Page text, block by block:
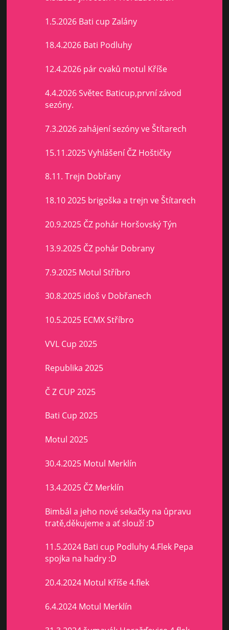
1.5.2026 Bati cup Zalány
18.4.2026 Bati Podluhy
12.4.2026 pár cvaků motul Kříše
4.4.2026 Světec Baticup,první závod
sezóny.
7.3.2026 zahájení sezóny ve Štítarech
15.11.2025 Vyhlášení ČZ Hoštičky
8.11. Trejn Dobřany
18.10 2025 brigoška a trejn ve Štítarech
20.9.2025 ČZ pohár Horšovský Týn
13.9.2025 ČZ pohár Dobrany
7.9.2025 Motul Stříbro
30.8.2025 idoš v Dobřanech
10.5.2025 ECMX Stříbro
VVL Cup 2025
Republika 2025
Č Z CUP 2025
Bati Cup 2025
Motul 2025
30.4.2025 Motul Merklín
13.4.2025 ČZ Merklín
Bimbál a jeho nové sekačky na ůpravu
tratě,děkujeme a ať slouží :D
11.5.2024 Bati cup Podluhy 4.Flek Pepa
spojka na hadry :D
20.4.2024 Motul Kříše 4.flek
6.4.2024 Motul Merklín